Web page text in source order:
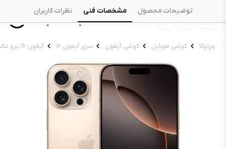
ورتوکا گوشی موبایل گوشی آیفون سری آیفون ۱۶ آیفون ۱۶ پرو مکس
توضیحات محصول مشخصات فنی نظرات کاربران